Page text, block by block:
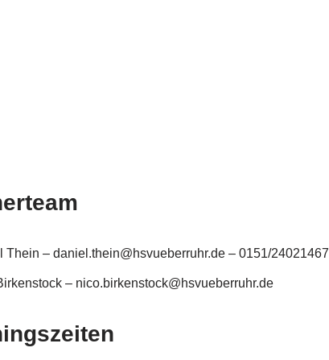
Thein – daniel.thein@hsvueberruhr.de – 0151/24021467
– nico.birkenstock@hsvueberruhr.de